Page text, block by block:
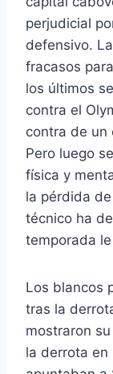
perjudicial
defensivo.
fracasos
los últimos
contra el
contra de un
Pero luego
física y
la pérdida
técnico ha
temporada
Los blancos
tras la
mostraron
la derrota en